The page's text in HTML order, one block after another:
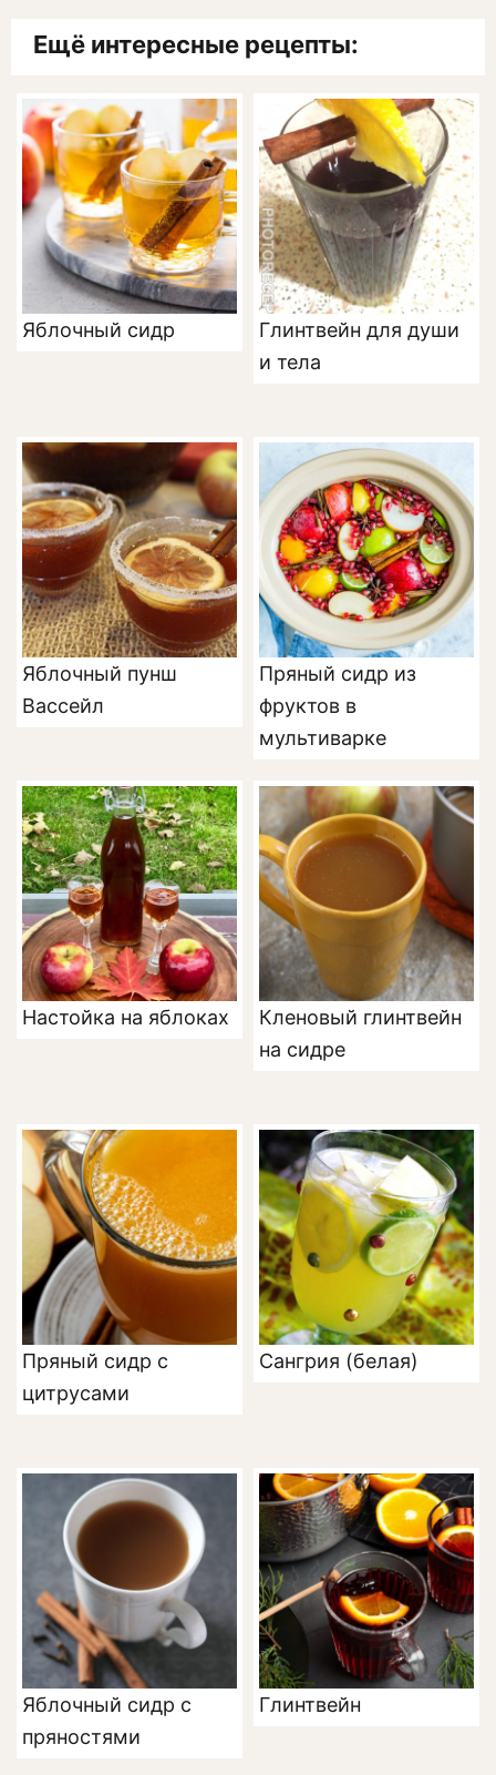
Ещё интересные рецепты:
Яблочный сидр
Глинтвейн для души
и тела
Яблочный пунш
Вассейл
Пряный сидр из
фруктов в
мультиварке
Настойка на яблоках
Кленовый глинтвейн
на сидре
Пряный сидр с
цитрусами
Сангрия (белая)
Яблочный сидр с
пряностями
Глинтвейн